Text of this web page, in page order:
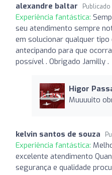
alexandre baltar Publicado
Experiência fantástica:
seu atendimento sempre
em solucionar qualquer
antecipando para que
possível . Obrigado Jamilly .
Higor
Muuuuito
kelvin santos de souza
Experiência fantástica:
excelente atendimento
segurança e qualidade